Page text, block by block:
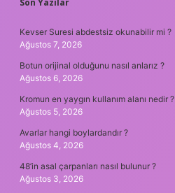
SIDEBAR
Kevser Suresi abdestsiz okunabilir mi ?
Ağustos 7, 2026
Botun orijinal olduğunu nasıl anlarız ?
Ağustos 6, 2026
Kromun en yaygın kullanım alanı nedir ?
Ağustos 5, 2026
Avarlar hangi boylardandır ?
Ağustos 4, 2026
48’in asal çarpanları nasıl bulunur ?
Ağustos 3, 2026